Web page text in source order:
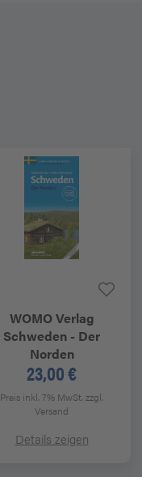
WOMO Verlag
Schweden - Der
Norden
23,00 €
Preis inkl. 7% MwSt.zzgl.
Versand
Details zeigen